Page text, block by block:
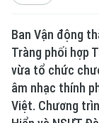
Ban Vận động
Tràng phối hợp
vừa tổ chức
âm nhạc thính
Việt. Chương